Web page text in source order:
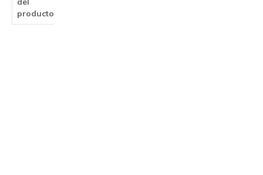
producto